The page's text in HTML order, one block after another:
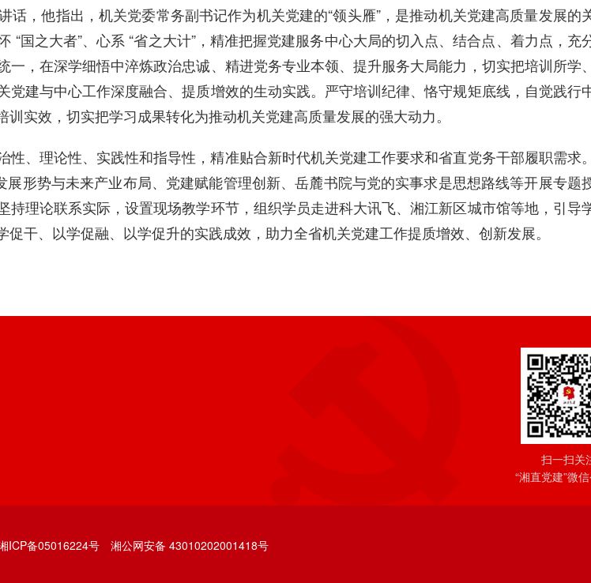
，他指出，机关党委常务副书记作为机关党建的“领头雁”，是推动机关党建高质量发展的
国之大者”、心系 “省之大计”，精准把握党建服务中心大局的切入点、结合点、着力点，充
，在深学细悟中淬炼政治忠诚、精进党务专业本领、提升服务大局能力，切实把培训所学
建与中心工作深度融合、提质增效的生动实践。严守培训纪律、恪守规矩底线，自觉践行
实效，切实把学习成果转化为推动机关党建高质量发展的强大动力。
、理论性、实践性和指导性，精准贴合新时代机关党建工作要求和省直党务干部履职需求
形势与未来产业布局、党建赋能管理创新、岳麓书院与党的实事求是思想路线等开展专题
理论联系实际，设置现场教学环节，组织学员走进科大讯飞、湘江新区城市馆等地，引导
干、以学促融、以学促升的实践成效，助力全省机关党建工作提质增效、创新发展。
扫一扫关
“湘直党建”微
ICP备05016224号湘公网安备 43010202001418号